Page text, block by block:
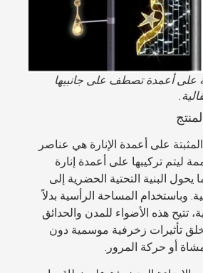
أعمدة تصطف على جانبيها
على أعمدة الإنارة هي عناصر
تركيبها على أعمدة إنارة
البنية التحتية الحضرية إلى
المساحة الرأسية بدلاً
هذه الأضواء للمدن والحدائق
تأثيرات زخرفية موسمية دون
أو حركة المرور.